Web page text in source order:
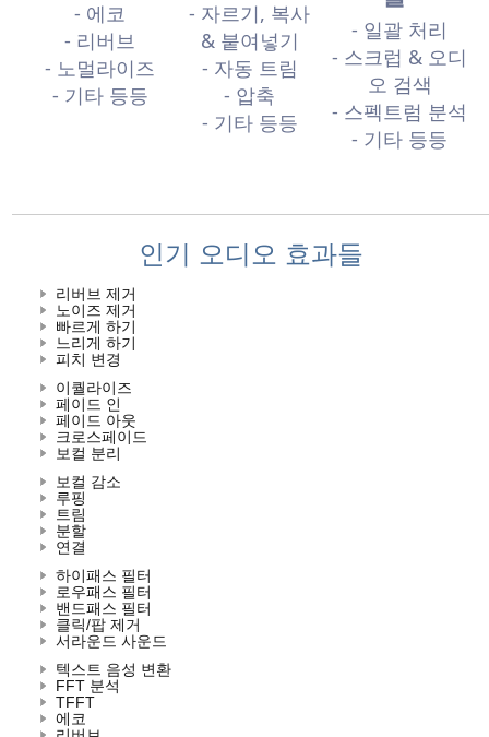
- 에코
- 리버브
- 노멀라이즈
- 기타 등등
- 자르기, 복사
& 붙여넣기
- 자동 트림
- 압축
- 기타 등등
- 일괄 처리
- 스크럽 & 오디
오 검색
- 스펙트럼 분석
- 기타 등등
인기 오디오 효과들
리버브 제거
노이즈 제거
빠르게 하기
느리게 하기
피치 변경
이퀄라이즈
페이드 인
페이드 아웃
크로스페이드
보컬 분리
보컬 감소
루핑
트림
분할
연결
하이패스 필터
로우패스 필터
밴드패스 필터
클릭/팝 제거
서라운드 사운드
텍스트 음성 변환
FFT 분석
TFFT
에코